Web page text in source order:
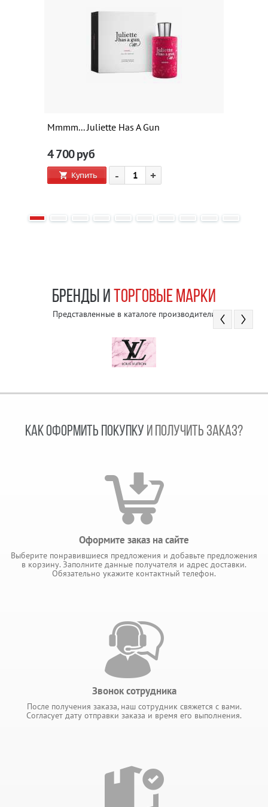
Mmmm... Juliette Has A Gun
4 700руб
Купить - +
БРЕНДЫ И ТОРГОВЫЕ МАРКИ
Представленные в каталоге производители
КАК ОФОРМИТЬ ПОКУПКУ И ПОЛУЧИТЬ ЗАКАЗ?
Оформите заказ на сайте
Выберите понравившиеся предложения и добавьте предложения
в корзину. Заполните данные получателя и адрес доставки.
Обязательно укажите контактный телефон.
Звонок сотрудника
После получения заказа, наш сотрудник свяжется с вами.
Согласует дату отправки заказа и время его выполнения.